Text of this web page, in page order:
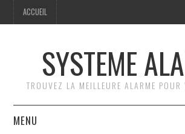
ACCUEIL
SYSTEME
TROUVEZ LA MEILLEURE ALARME POUR
MENU